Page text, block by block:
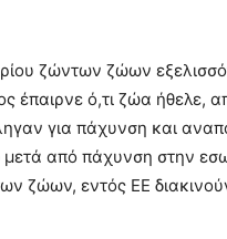
ζώντων ζώων
ό,τι ζώα ήθελε,
για πάχυνση και
από πάχυνση στην
ζώων, εντός ΕΕ